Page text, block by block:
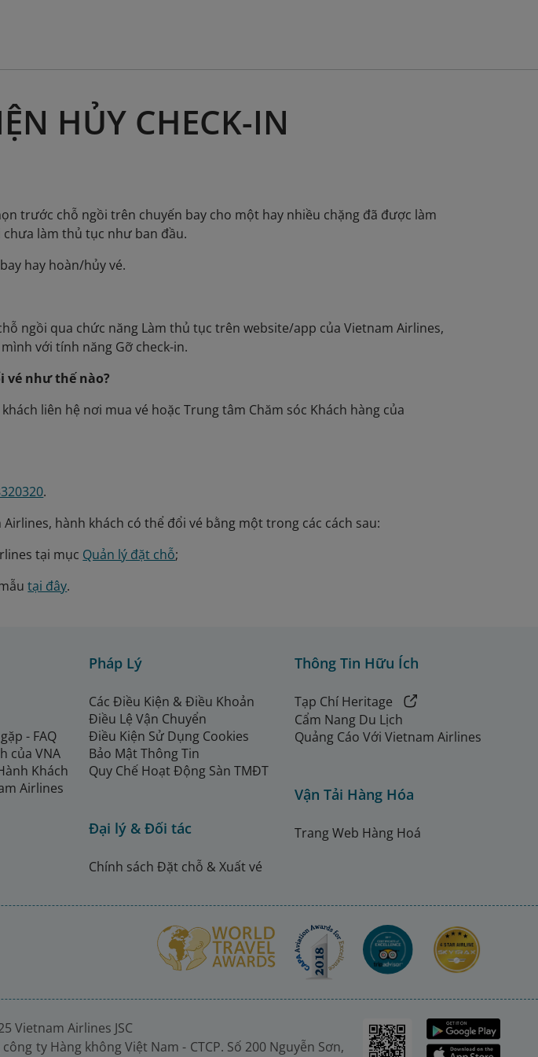
HỦY CHECK-IN
trước chỗ ngồi trên chuyến bay cho một hay nhiều chặng đã được làm
làm thủ tục như ban đầu.
hay hoàn/hủy vé.
ngồi qua chức năng Làm thủ tục trên website/app của Vietnam Airlines,
với tính năng Gỡ check-in.
vé như thế nào?
liên hệ nơi mua vé hoặc Trung tâm Chăm sóc Khách hàng của
.
hành khách có thể đổi vé bằng một trong các cách sau:
tại mục Quản lý đặt chỗ;
tại đây.
- FAQ
của VNA
Khách
Airlines
Pháp Lý
Các Điều Kiện & Điều Khoản
Điều Lệ Vận Chuyển
Điều Kiện Sử Dụng Cookies
Bảo Mật Thông Tin
Quy Chế Hoạt Động Sàn TMĐT
Đại lý & Đối tác
Chính sách Đặt chỗ & Xuất vé
Thông Tin Hữu Ích
Tạp Chí Heritage
Cẩm Nang Du Lịch
Quảng Cáo Với Vietnam Airlines
Vận Tải Hàng Hóa
Trang Web Hàng Hoá
Vietnam Airlines JSC
ty Hàng không Việt Nam - CTCP. Số 200 Nguyễn Sơn,